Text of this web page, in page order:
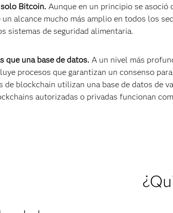
Bitcoin. Aunque en un principio se asoció
alcance mucho más amplio en todos los
sistemas de seguridad alimentaria.
que una base de datos. A un nivel más
procesos que garantizan un consenso
de blockchain utilizan una base de datos de
autorizadas o privadas funcionan